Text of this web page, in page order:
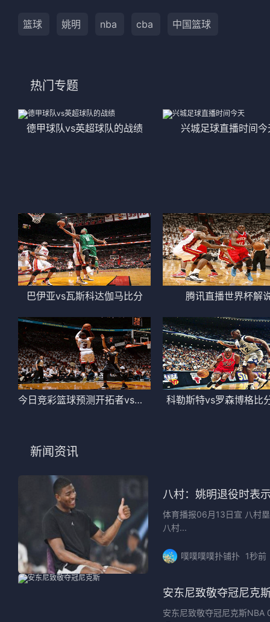
篮球 姚明 nba cba 中国篮球
热门专题
德甲球队vs英超球队的战绩 兴城足球直播时间今
巴伊亚vs瓦斯科达伽马比分 腾讯直播世界杯解
今日竞彩篮球预测开拓者vs快船 科勒斯特vs罗森博格比
新闻资讯
八村：姚明退役时表
体育播报06月13日宣 八村
八村...
噗噗噗噗扑铺扑 1秒前
安东尼致敬夺冠尼克
安东尼致敬夺冠尼克斯NBA